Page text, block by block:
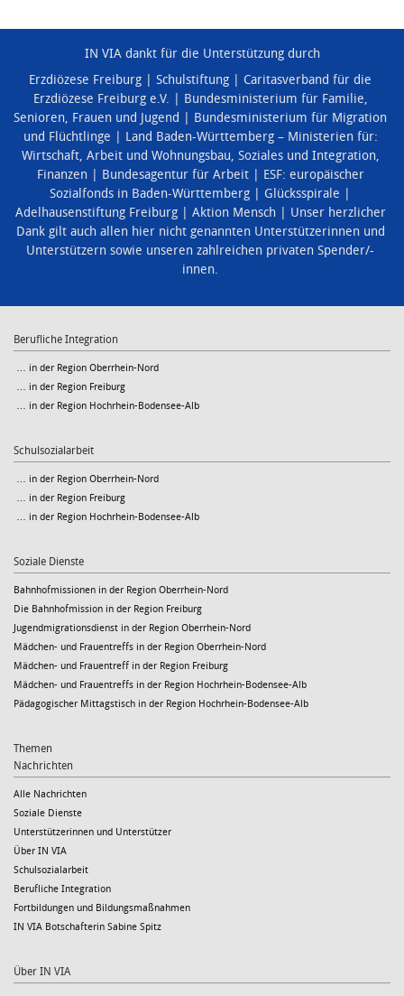
IN VIA dankt für die Unterstützung durch
Erzdiözese Freiburg
Schulstiftung
Caritasverband für die
Erzdiözese Freiburg e.V.
Bundesministerium für Familie,
Senioren, Frauen und Jugend
Bundesministerium für Migration
und Flüchtlinge
Land Baden-Württemberg – Ministerien für:
Wirtschaft, Arbeit und Wohnungsbau, Soziales und Integration,
Finanzen
Bundesagentur für Arbeit
ESF: europäischer
Sozialfonds in Baden-Württemberg
Glücksspirale
Adelhausenstiftung Freiburg
Aktion Mensch
Unser herzlicher
Dank gilt auch allen hier nicht genannten Unterstützerinnen und
Unterstützern sowie unseren zahlreichen privaten Spender/-
innen.
Berufliche Integration
… in der Region Oberrhein-Nord
… in der Region Freiburg
… in der Region Hochrhein-Bodensee-Alb
Schulsozialarbeit
… in der Region Oberrhein-Nord
… in der Region Freiburg
… in der Region Hochrhein-Bodensee-Alb
Soziale Dienste
Bahnhofmissionen in der Region Oberrhein-Nord
Die Bahnhofmission in der Region Freiburg
Jugendmigrationsdienst in der Region Oberrhein-Nord
Mädchen- und Frauentreffs in der Region Oberrhein-Nord
Mädchen- und Frauentreff in der Region Freiburg
Mädchen- und Frauentreffs in der Region Hochrhein-Bodensee-Alb
Pädagogischer Mittagstisch in der Region Hochrhein-Bodensee-Alb
Themen
Nachrichten
Alle Nachrichten
Soziale Dienste
Unterstützerinnen und Unterstützer
Über IN VIA
Schulsozialarbeit
Berufliche Integration
Fortbildungen und Bildungsmaßnahmen
IN VIA Botschafterin Sabine Spitz
Über IN VIA